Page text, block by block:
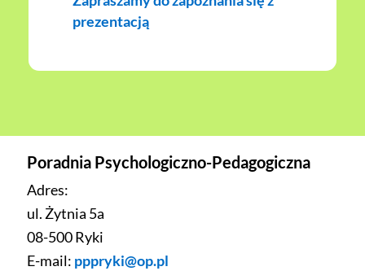
prezentacją
Poradnia Psychologiczno-Pedagogiczna
Adres:
ul. Żytnia 5a
08-500 Ryki
E-mail: pppryki@op.pl